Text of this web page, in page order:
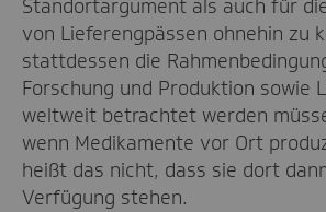
Standortargument als auch für
von Lieferengpässen ohnehin zu
stattdessen die
Forschung und Produktion sowie
weltweit betrachtet werden
wenn Medikamente vor Ort
heißt das nicht, dass sie dort
Verfügung stehen.